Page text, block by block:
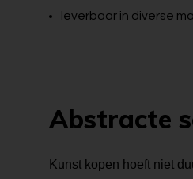
leverbaar in
Abstracte
Kunst kopen hoeft niet